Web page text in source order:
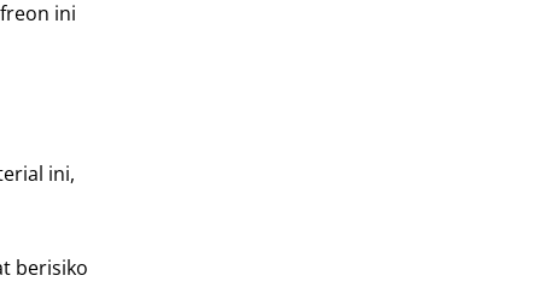
ini
ini,
berisiko